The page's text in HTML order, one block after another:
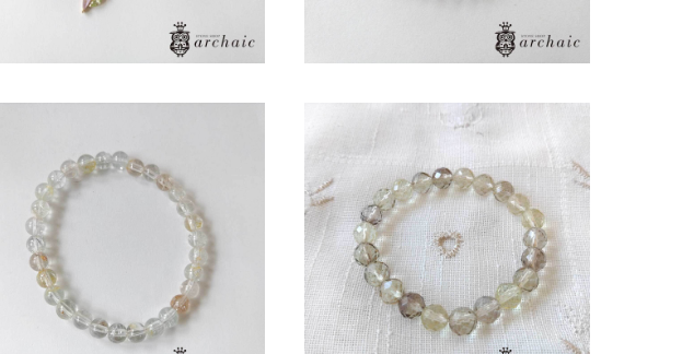
シャンパントパーズのブレスレット
SOLD OUT
カット入り・スモーキークォーツのブ
レスレット（8mm）
¥7,800
SOLD OUT